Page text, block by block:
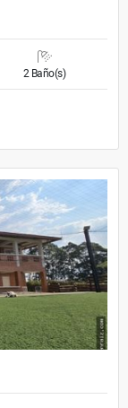
2 Baño(s)